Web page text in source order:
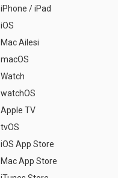
iPhone / iPad
iOS
Mac Ailesi
macOS
Watch
watchOS
Apple TV
tvOS
iOS App Store
Mac App Store